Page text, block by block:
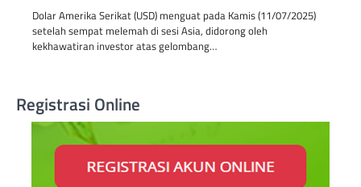
Dolar Amerika Serikat (USD) menguat pada Kamis (11/07/2025)
setelah sempat melemah di sesi Asia, didorong oleh
kekhawatiran investor atas gelombang…
Registrasi Online